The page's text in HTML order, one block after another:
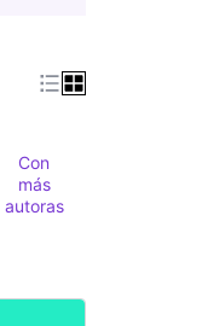
Con
más
autoras